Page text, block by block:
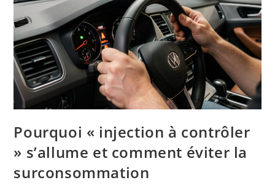
Pourquoi « injection à contrôler
» s’allume et comment éviter la
surconsommation